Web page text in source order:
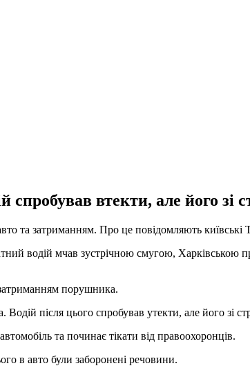
втекти, але його зі
та затриманням. Про це повідомляють київські
водій мчав зустрічною смугою, Харківською
порушника.
після цього спробував утекти, але його зі
та починає тікати від правоохоронців.
в авто були заборонені речовини.